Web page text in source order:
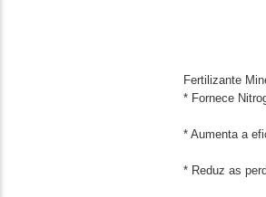
Fertilizante
* Fornece
* Aumenta a
* Reduz as